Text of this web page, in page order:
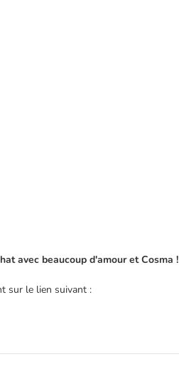
avec beaucoup d'amour et Cosma !
sur le lien suivant :